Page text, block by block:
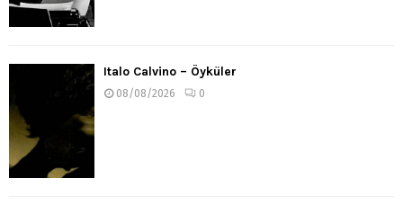
Italo Calvino – Öyküler
08/08/2026 0